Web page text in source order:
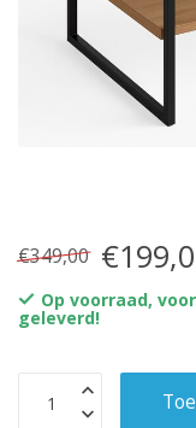
€349,00
Op voorraad,
geleverd!